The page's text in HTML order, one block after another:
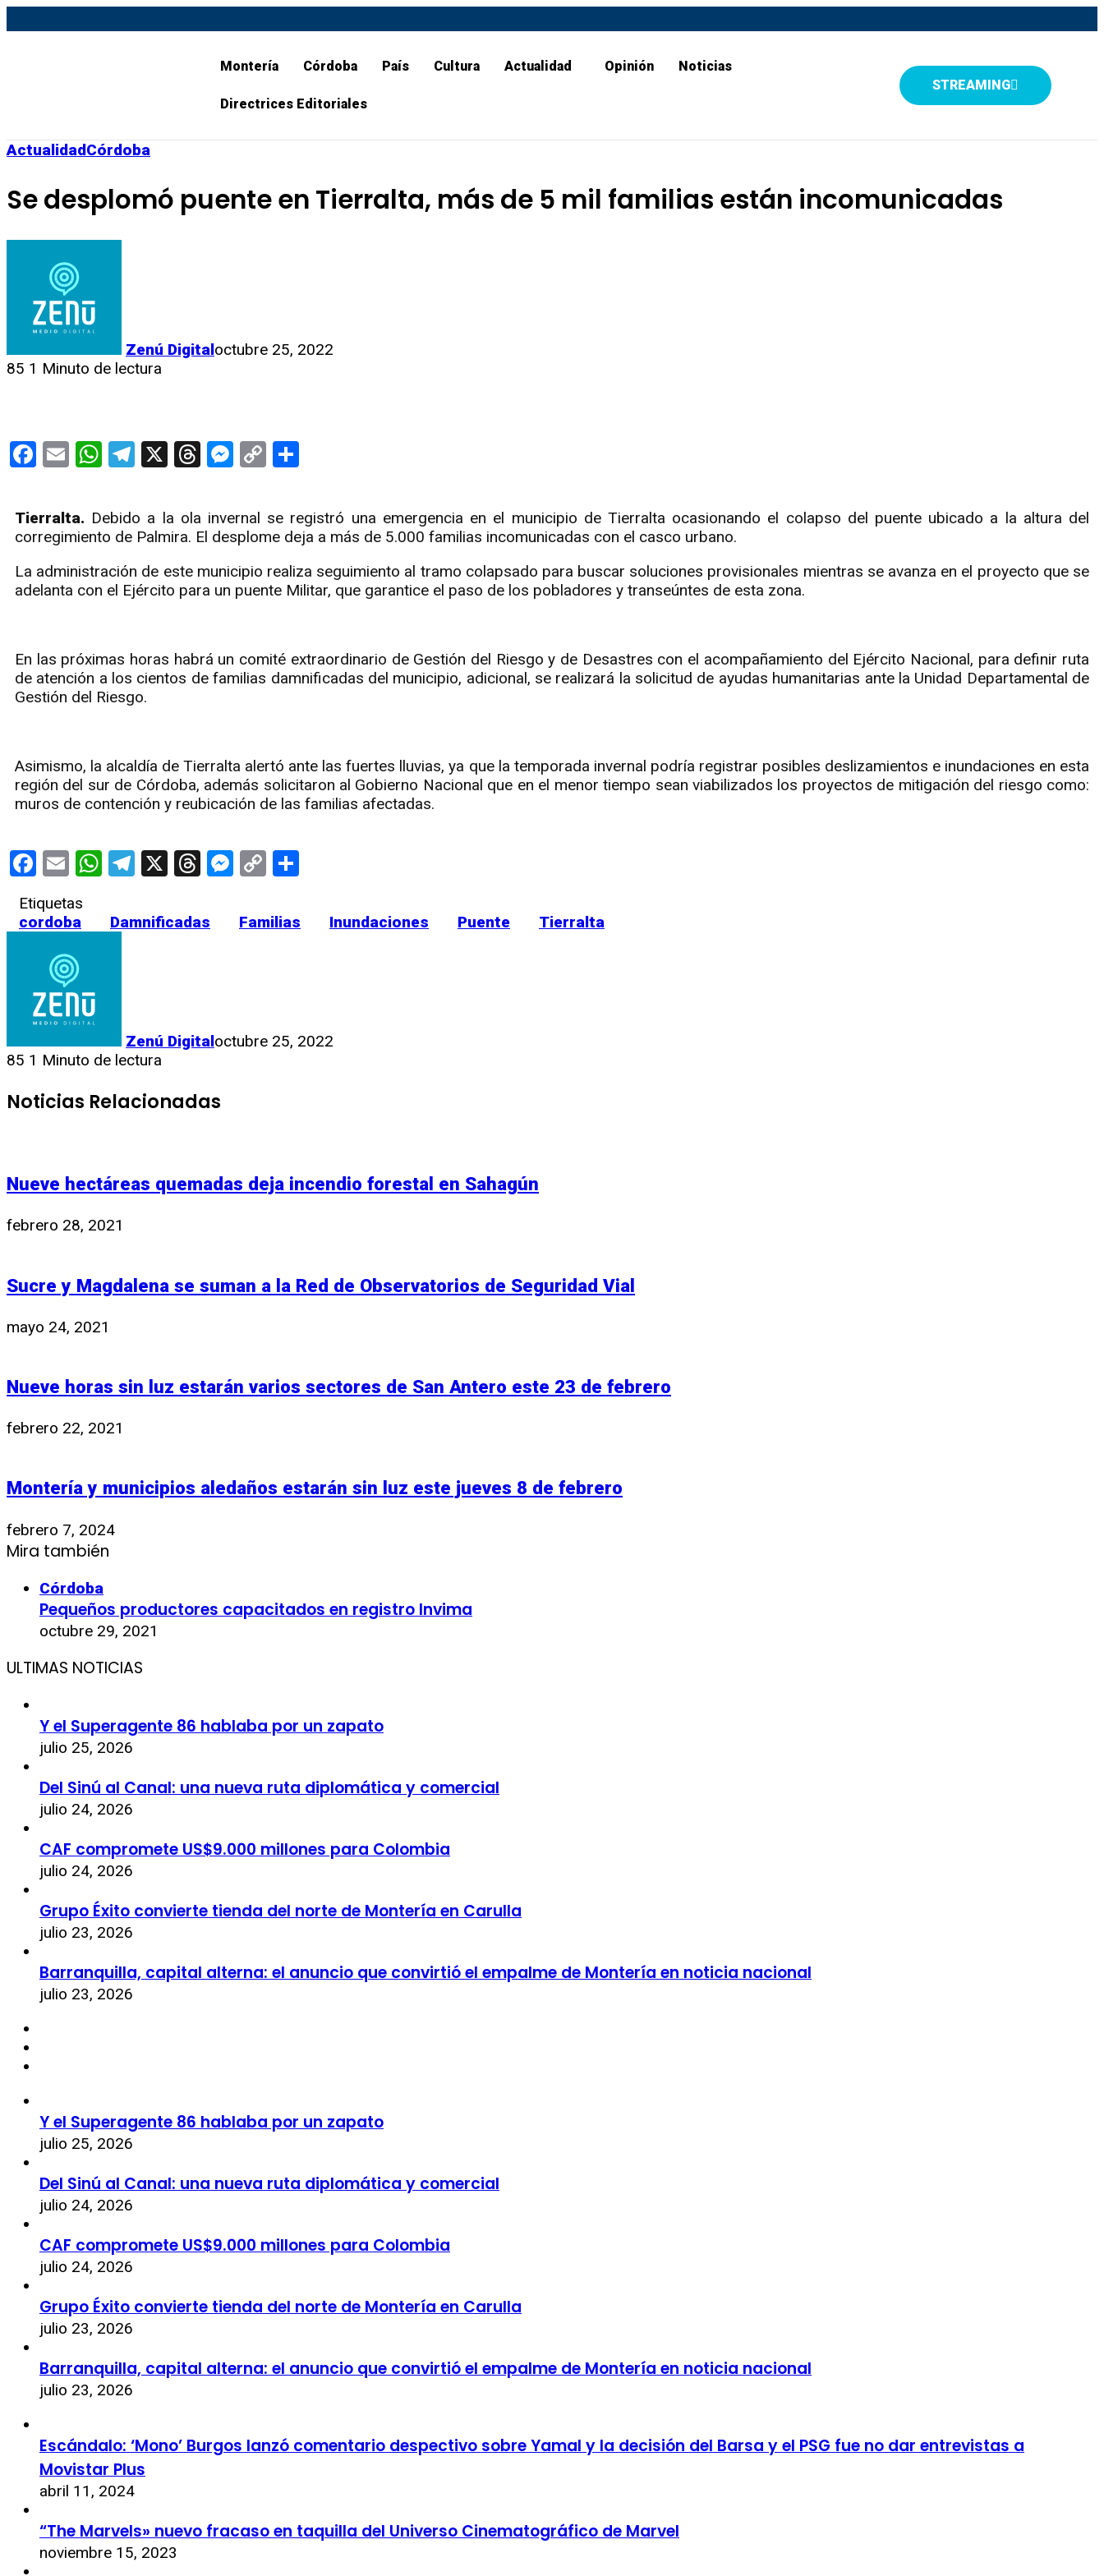
Montería Córdoba País Cultura Actualidad Opinión Noticias
Directrices Editoriales
STREAMING
ActualidadCórdoba
Se desplomó puente en Tierralta, más de 5 mil familias están incomunicadas
Zenú Digitaloctubre 25, 2022
85 1 Minuto de lectura
Facebook
EmailWhatsApp
Telegram
X Threads
Messenger
Copy
Tierralta. Debido a la ola invernal se registró una emergencia en el municipio de Tierralta ocasionando el colapso del puente ubicado a la altura del
corregimiento de Palmira. El desplome deja a más de 5.000 familias incomunicadas con el casco urbano.
La administración de este municipio realiza seguimiento al tramo colapsado para buscar soluciones provisionales mientras se avanza en el proyecto que se
adelanta con el Ejército para un puente Militar, que garantice el paso de los pobladores y transeúntes de esta zona.
En las próximas horas habrá un comité extraordinario de Gestión del Riesgo y de Desastres con el acompañamiento del Ejército Nacional, para definir ruta
de atención a los cientos de familias damnificadas del municipio, adicional, se realizará la solicitud de ayudas humanitarias ante la Unidad Departamental de
Gestión del Riesgo.
Asimismo, la alcaldía de Tierralta alertó ante las fuertes lluvias, ya que la temporada invernal podría registrar posibles deslizamientos e inundaciones en esta
región del sur de Córdoba, además solicitaron al Gobierno Nacional que en el menor tiempo sean viabilizados los proyectos de mitigación del riesgo como:
muros de contención y reubicación de las familias afectadas.
Facebook
EmailWhatsApp
Telegram
X Threads
Messenger
Copy
Etiquetas
cordoba
Damnificadas Familias Inundaciones Puente Tierralta
Zenú Digitaloctubre 25, 2022
85 1 Minuto de lectura
Noticias Relacionadas
Nueve hectáreas quemadas deja incendio forestal en Sahagún
febrero 28, 2021
Sucre y Magdalena se suman a la Red de Observatorios de Seguridad Vial
mayo 24, 2021
Nueve horas sin luz estarán varios sectores de San Antero este 23 de febrero
febrero 22, 2021
Montería y municipios aledaños estarán sin luz este jueves 8 de febrero
febrero 7, 2024
Mira también
Córdoba
Pequeños productores capacitados en registro Invima
octubre 29, 2021
ULTIMAS NOTICIAS
Y el Superagente 86 hablaba por un zapato
julio 25, 2026
Del Sinú al Canal: una nueva ruta diplomática y comercial
julio 24, 2026
CAF compromete US$9.000 millones para Colombia
julio 24, 2026
Grupo Éxito convierte tienda del norte de Montería en Carulla
julio 23, 2026
Barranquilla, capital alterna: el anuncio que convirtió el empalme de Montería en noticia nacional
julio 23, 2026
Y el Superagente 86 hablaba por un zapato
julio 25, 2026
Del Sinú al Canal: una nueva ruta diplomática y comercial
julio 24, 2026
CAF compromete US$9.000 millones para Colombia
julio 24, 2026
Grupo Éxito convierte tienda del norte de Montería en Carulla
julio 23, 2026
Barranquilla, capital alterna: el anuncio que convirtió el empalme de Montería en noticia nacional
julio 23, 2026
Escándalo: ‘Mono’ Burgos lanzó comentario despectivo sobre Yamal y la decisión del Barsa y el PSG fue no dar entrevistas a
Movistar Plus
abril 11, 2024
“The Marvels» nuevo fracaso en taquilla del Universo Cinematográfico de Marvel
noviembre 15, 2023